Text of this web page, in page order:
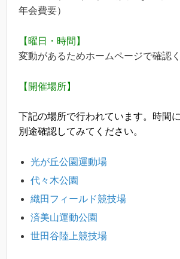
年会費要）
【曜日・時間】
変動があるためホームページで確認く
【開催場所】
下記の場所で行われています。時間
別途確認してみてください。
光が丘公園運動場
代々木公園
織田フィールド競技場
済美山運動公園
世田谷陸上競技場